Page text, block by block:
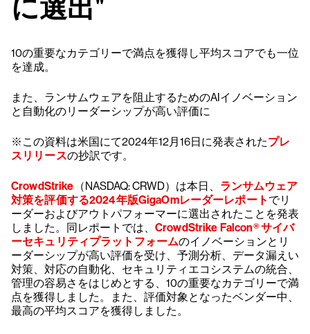
に選出"
10の重要なカテゴリーで満点を獲得し平均スコアでも一位
を達成。
また、ランサムウェアを阻止するためのAIイノベーション
と自動化のリーダーシップが高い評価に
※この資料は米国にて2024年12月16日に発表されたプレ
スリリースの抄訳です。
CrowdStrike （NASDAQ: CRWD）は本日、 ランサムウェア
対策を評価する2024年版GigaOmレーダーレポート でリ
ーダーおよびアウトパフォーマーに選出されたことを発表
しました。同レポートでは、 CrowdStrike Falcon® サイバ
ーセキュリティプラットフォームのイノベーションとリ
ーダーシップが高い評価を受け、予測分析、データ漏えい
対策、対応の自動化、セキュリティエコシステムの統合、
管理の容易さをはじめとする、10の重要なカテゴリーで満
点を獲得しました。また、評価対象となったベンダー中、
最高の平均スコアを獲得しました。